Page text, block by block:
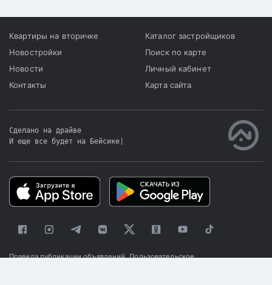
Квартиры на вторичке
Новостройки
Новости
Контакты
Каталог застройщиков
Поиск по карте
Личный кабинет
Карта сайта
Сделано на драйве
И еще все будет на Бейсике
Правила публикации объявлений Пользовательское